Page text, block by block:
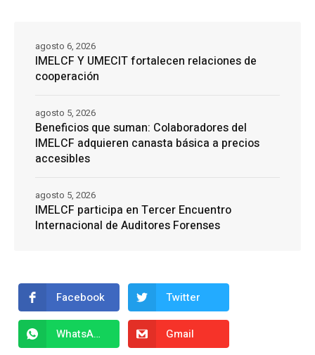
IMELCF Y UMECIT fortalecen relaciones de
cooperación
agosto 6, 2026
Beneficios que suman: Colaboradores del
IMELCF adquieren canasta básica a precios
accesibles
agosto 5, 2026
IMELCF participa en Tercer Encuentro
Internacional de Auditores Forenses
agosto 5, 2026
Facebook Twitter
WhatsApp Gmail